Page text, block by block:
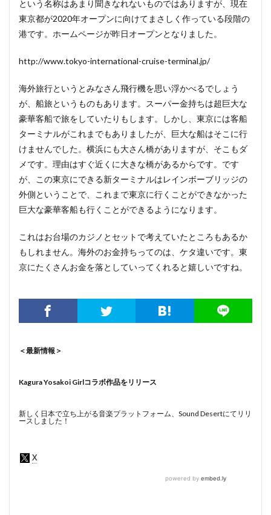
という名称はあまり聞きなれないものではありますが、現在
東京都が2020年オープンに向けてまさしく作っている段階の
港です。ホームページが昨日オープンとなりました。
http://www.tokyo-international-cruise-terminal.jp/
海外旅行というとみなさん飛行機を思い浮かべるでしょう
が、船旅というものもあります。スーパー金持ちは超巨大な
豪華客船で旅をしていたりもします。しかし、東京には客船
ターミナルがこれまでもありましたが、巨大な船はそこに行
けませんでした。横浜にも大さん橋がありますが、そこもダ
メです。理由はすぐ近くに大きな橋があるからです。です
が、この東京にできる新ターミナルはレインボーブリッジの
外側ということで、これまで東京に行くことができなかった
巨大な豪華客船も行くことができるようになります。
これはお台場のカジノとセットで考えていたところもあるか
もしれません。海外のお金持ちってのは、ケタ違いです。東
京にたくさんお金を落としていってくれると嬉しいですね。
＜最新情報＞
Kagura Yosakoi Girlコラボ作品をリリース
新しく日本で立ち上がる音楽プラットフォーム、Sound Desertにてリリ
ースしました！